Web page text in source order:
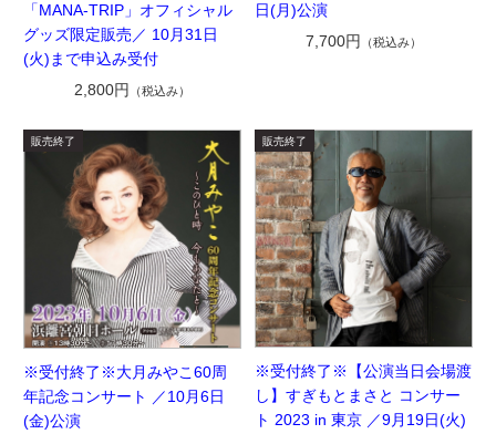
「MANA-TRIP」オフィシャル
グッズ限定販売／ 10月31日
(火)まで申込み受付
2,800円
（税込み）
日(月)公演
7,700円
（税込み）
※受付終了※大月みやこ60周
年記念コンサート ／10月6日
(金)公演
※受付終了※【公演当日会場渡
し】すぎもとまさと コンサー
ト 2023 in 東京 ／9月19日(火)